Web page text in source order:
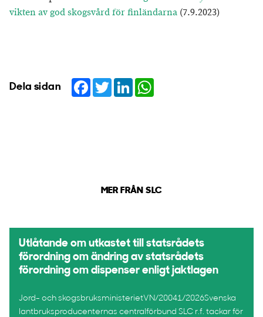
vikten av god skogsvård för finländarna (7.9.2023)
Dela sidan Facebook
TwitterLinkedIn
MER FRÅN SLC
Utlåtande om utkastet till statsrådets
förordning om ändring av statsrådets
förordning om dispenser enligt jaktlagen
Jord- och skogsbruksministerietVN/20041/2026Svenska
lantbruksproducenternas centralförbund SLC r.f. tackar för